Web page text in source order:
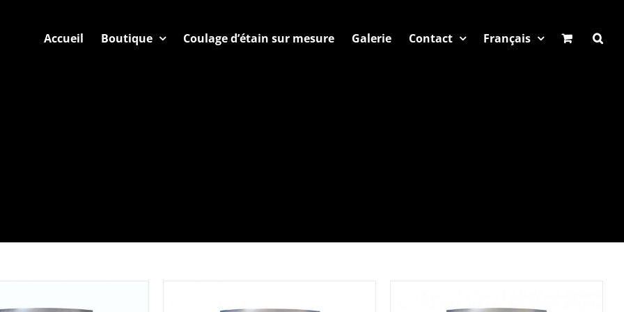
Accueil Boutique Coulage d’étain sur mesure Galerie Contact Français